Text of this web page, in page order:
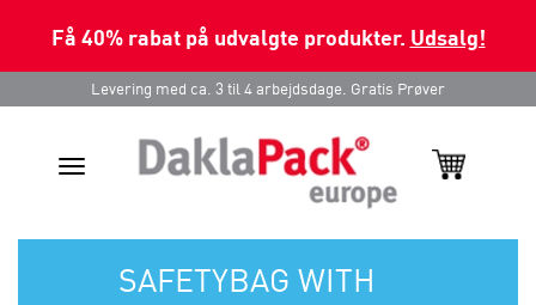
Få 40% rabat på udvalgte produkter. Udsalg!
Levering med ca. 3 til 4 arbejdsdage. Gratis Prøver
Toggle
SAFETYBAG WITH